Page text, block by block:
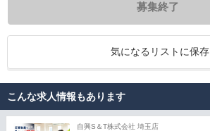
募集終了
気になるリストに保存
こんな求人情報もあります
自興S＆T株式会社 埼玉店